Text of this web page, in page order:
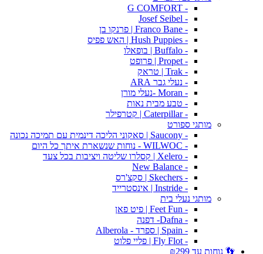
- G COMFORT
- Josef Seibel
- Franco Bane | פרנקו בן
- Hush Puppies | האש פפיס
- Buffalo | בופאלו
- Propet | פרופט
- Trak | טראק
- נעלי גבר ARA
- Moran -נעלי מורן
- טבע מבית נאות
- Caterpillar | קטרפילר
מותגי ספורט
- Saucony | סאקוני הליכה דינמית עם תמיכה נכונה
- WILWOC - נוחות שנשארת איתך כל היום
- Xelero | קסלרו שליטה ויציבות בכל צעד
- New Balance
- Skechers | סקצ'רס
- Instride | אינסטרייד
מותגי נעלי בית
- Feet Fun | פיט פאן
- Dafna- דפנה
- Spain | ספרד - Alberola
- Fly Flot | פליי פלוט
👣 נוחות עד ₪299